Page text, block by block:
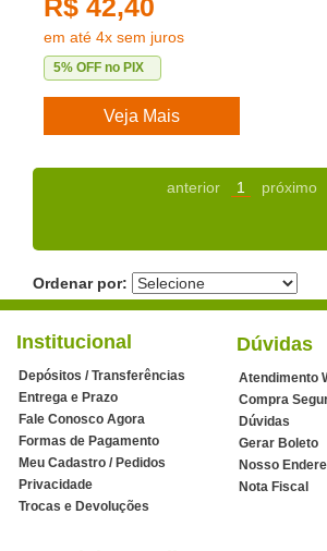
R$ 42,40
em até 4x sem juros
5% OFF no PIX
Veja Mais
anterior 1 próximo
Ordenar por:
Institucional
Depósitos / Transferências
Entrega e Prazo
Fale Conosco Agora
Formas de Pagamento
Meu Cadastro / Pedidos
Privacidade
Trocas e Devoluções
Dúvidas
Atendimento
Compra
Dúvidas
Gerar Boleto
Nosso
Nota Fiscal